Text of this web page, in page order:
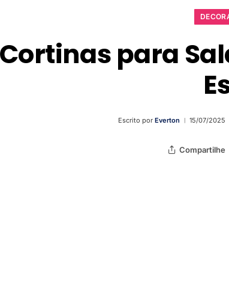
Cortinas para
Escrito por Everton 15/07/2025
Compartilhe